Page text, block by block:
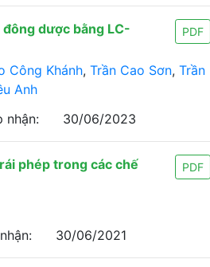
dược bằng LC-
PDF
Công Khánh, Trần Cao Sơn, Trần
Anh
nhận: 30/06/2023
phép trong các chế
PDF
30/06/2021